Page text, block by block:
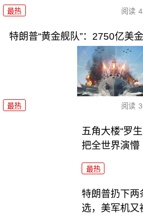
最热 阅读
特朗普“黄金舰队”：2750亿美
最热 阅读
五角大楼“罗
把全世界演懵
最热
特朗普扔下两
选，美军机又